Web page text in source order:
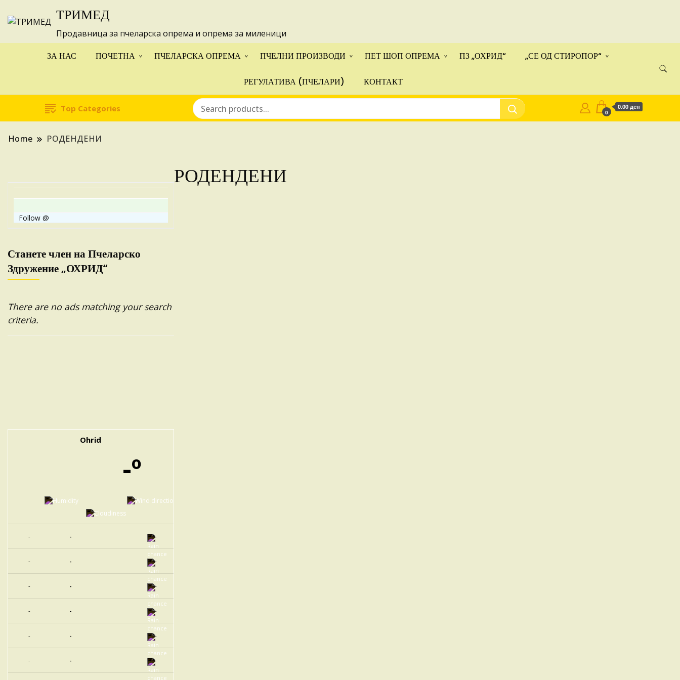
ТРИМЕД
Продавница за пчеларска опрема и опрема за миленици
ЗА НАС ПОЧЕТНА ПЧЕЛАРСКА ОПРЕМА ПЧЕЛНИ ПРОИЗВОДИ ПЕТ ШОП ОПРЕМА ПЗ „ОХРИД“ „СЕ ОД СТИРОПОР“
РЕГУЛАТИВА (ПЧЕЛАРИ) КОНТАКТ
Top Categories 0
0.00 ден
Home РОДЕНДЕНИ
РОДЕНДЕНИ
Follow @
Станете член на Пчеларско
Здружение „ОХРИД“
There are no ads matching your search
criteria.
Ohrid
-º
-
-
-
- - -
- - -
- - -
- - -
- - -
- - -